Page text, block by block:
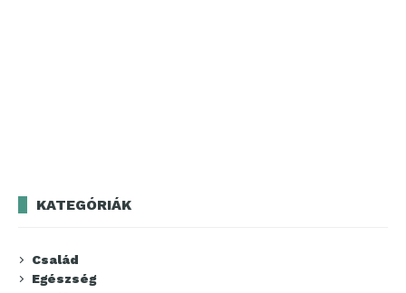
KATEGÓRIÁK
Család
Egészség